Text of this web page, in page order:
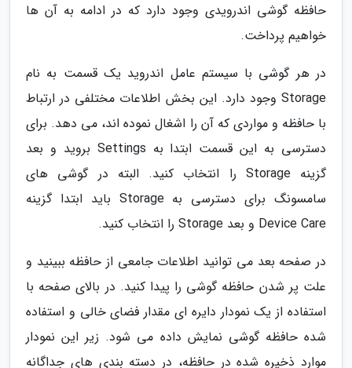
حافظه گوشی اندرویدی وجود دارد که در ادامه به آن ها
خواهیم پرداخت.
در هر گوشی با سیستم عامل اندروید یک قسمت به نام
Storage وجود دارد. این بخش اطلاعات مختلفی در ارتباط
با حافظه و مواردی که آن را اشغال نموده اند، می دهد. برای
دسترسی به این قسمت ابتدا به Settings بروید و بعد
گزینه Storage را انتخاب کنید. البته در گوشی های
سامسونگ برای دسترسی به Storage باید ابتدا گزینه
Device Care و بعد Storage را انتخاب کنید.
در صفحه بعد می توانید اطلاعات جامعی از حافظه ببینید و
علت پر شدن حافظه گوشی را پیدا کنید. در بالای صفحه با
استفاده از یک نمودار دایره ای مقدار فضای خالی و استفاده
شده حافظه گوشی نمایش داده می شود. زیر این نمودار
موارد ذخیره شده در حافظه، در دسته بندی های جداگانه